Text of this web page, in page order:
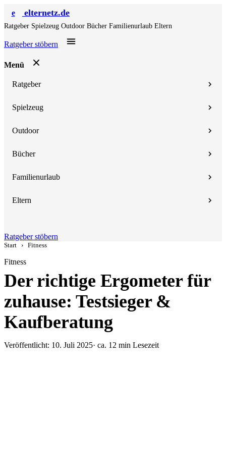
e elternetz.de
Ratgeber Spielzeug Outdoor Bücher Familienurlaub Eltern
Ratgeber stöbern
Menü
Ratgeber
Spielzeug
Outdoor
Bücher
Familienurlaub
Eltern
Ratgeber stöbern
Start › Fitness
Fitness
Der richtige Ergometer für
zuhause: Testsieger &
Kaufberatung
Veröffentlicht: 10. Juli 2025· ca. 12 min Lesezeit